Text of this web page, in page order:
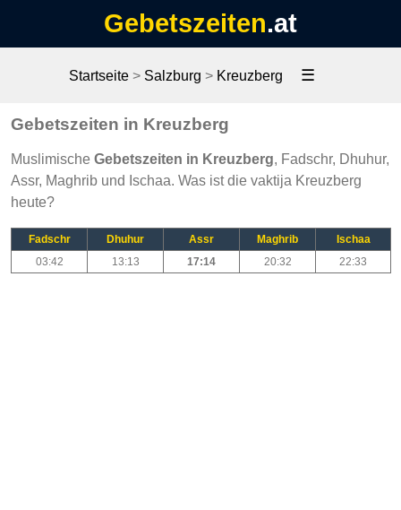
Gebetszeiten.at
Startseite> Salzburg > Kreuzberg ☰
Gebetszeiten in Kreuzberg
Muslimische Gebetszeiten in Kreuzberg, Fadschr, Dhuhur,
Assr, Maghrib und Ischaa. Was ist die vaktija Kreuzberg
heute?
Fadschr Dhuhur Assr Maghrib
Ischaa
03:42
13:13 17:14 20:32 22:33